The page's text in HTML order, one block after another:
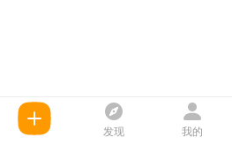
发现 我的